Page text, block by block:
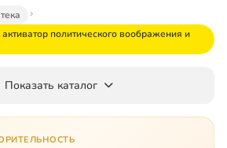
политического воображения и
Показать каталог